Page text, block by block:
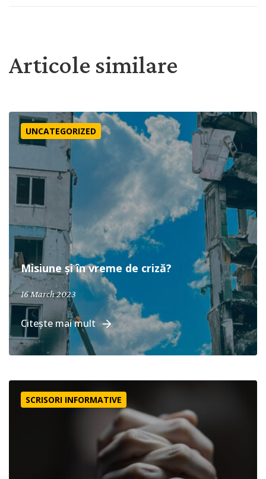
Articole similare
Misiune și în vreme de criză?
Misiune și în vreme de criză?
UNCATEGORIZED
16 March 2023
Citește mai mult
SCRISORI INFORMATIVE